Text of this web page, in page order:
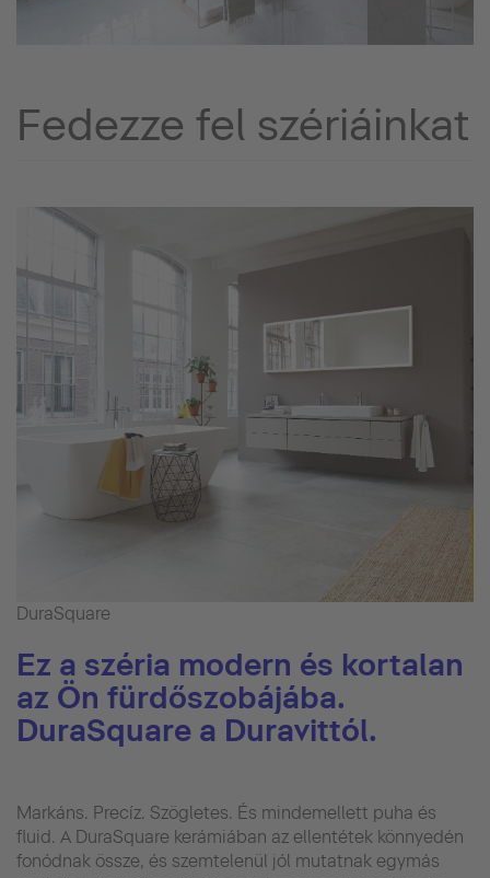
Fedezze fel szériáinkat
DuraSquare
Ez a széria modern és kortalan
az Ön fürdőszobájába.
DuraSquare a Duravittól.
Markáns. Precíz. Szögletes. És mindemellett puha és
fluid. A DuraSquare kerámiában az ellentétek könnyedén
fonódnak össze, és szemtelenül jól mutatnak egymás